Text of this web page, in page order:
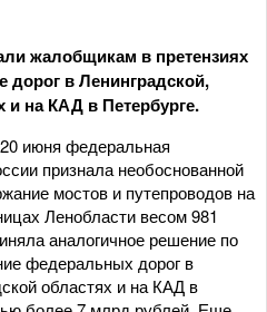
жалобщикам в претензиях
дорог в Ленинградской,
и на КАД в Петербурге.
июня федеральная
признала необоснованной
мостов и путепроводов на
Ленобласти весом 981
аналогичное решение по
федеральных дорог в
областях и на КАД в